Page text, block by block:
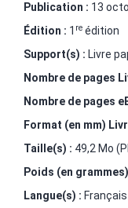
Publication : 13
Édition : 1 re édition
Support(s) : Livre
Nombre de pages
Nombre de pages
Format (en mm)
Taille(s) : 49,2 Mo
Poids (en
Langue(s) : Français